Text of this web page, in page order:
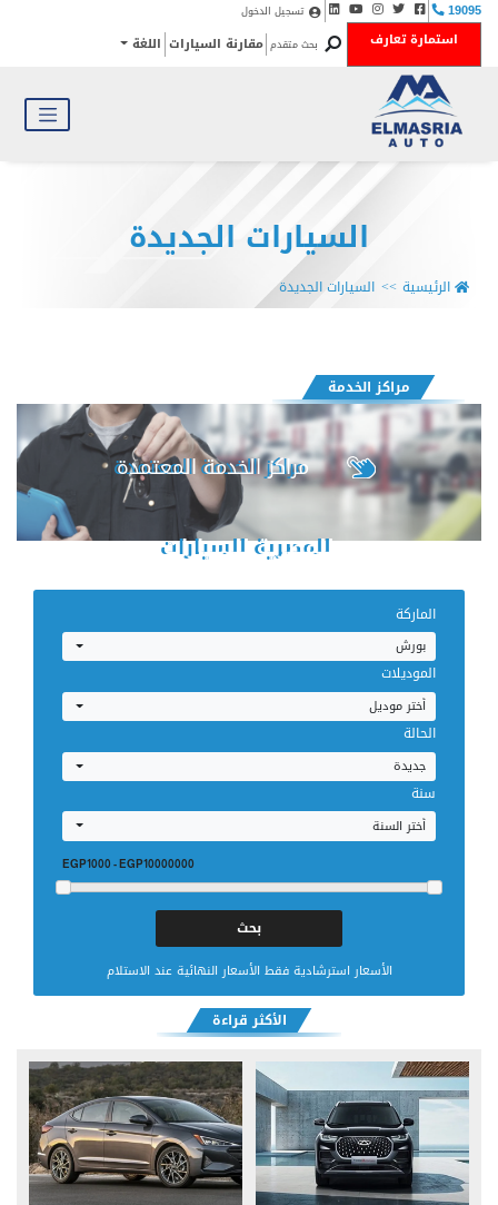
19095 تسجيل الدخول
استمارة تعارف بحث متقدم مقارنة السيارات اللغة
السيارات الجديدة
الرئيسية السيارات الجديدة
مراكز الخدمة
مراكز الخدمة المعتمدة
للمصرية للسيارات
الماركة
بورش
الموديلات
أختر موديل
الحالة
جديدة
سنة
أختر السنة
EGP1000 - EGP10000000
الأسعار استرشادية فقط الأسعار النهائية عند الاستلام
الأكثر قراءة